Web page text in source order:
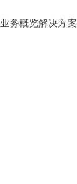
业务概览解决方案